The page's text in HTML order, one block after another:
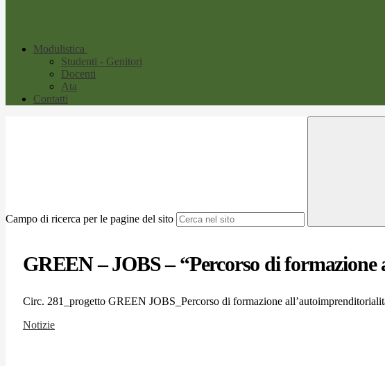
Modulistica
Studenti - Genitori
Docenti
Ata
Contatti
Campo di ricerca per le pagine del sito
GREEN – JOBS – “Percorso di
Circ. 281_progetto GREEN JOBS_Percorso di formazione
Notizie